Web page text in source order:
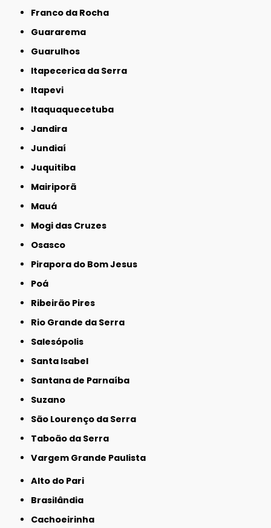
Franco da Rocha
Guararema
Guarulhos
Itapecerica da Serra
Itapevi
Itaquaquecetuba
Jandira
Jundiaí
Juquitiba
Mairiporã
Mauá
Mogi das Cruzes
Osasco
Pirapora do Bom Jesus
Poá
Ribeirão Pires
Rio Grande da Serra
Salesópolis
Santa Isabel
Santana de Parnaíba
Suzano
São Lourenço da Serra
Taboão da Serra
Vargem Grande Paulista
Alto do Pari
Brasilândia
Cachoeirinha